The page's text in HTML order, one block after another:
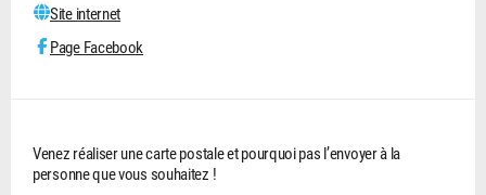
Site internet
Page Facebook
Venez réaliser une carte postale et pourquoi pas l’envoyer à la
personne que vous souhaitez !